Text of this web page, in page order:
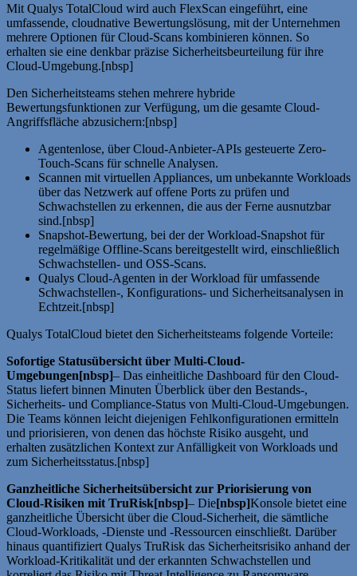
Mit Qualys TotalCloud wird auch FlexScan eingeführt, eine
umfassende, cloudnative Bewertungslösung, mit der Unternehmen
mehrere Optionen für Cloud-Scans kombinieren können. So
erhalten sie eine denkbar präzise Sicherheitsbeurteilung für ihre
Cloud-Umgebung.[nbsp]
Den Sicherheitsteams stehen mehrere hybride
Bewertungsfunktionen zur Verfügung, um die gesamte Cloud-
Angriffsfläche abzusichern:[nbsp]
Agentenlose, über Cloud-Anbieter-APIs gesteuerte Zero-
Touch-Scans für schnelle Analysen.
Scannen mit virtuellen Appliances, um unbekannte Workloads
über das Netzwerk auf offene Ports zu prüfen und
Schwachstellen zu erkennen, die aus der Ferne ausnutzbar
sind.[nbsp]
Snapshot-Bewertung, bei der der Workload-Snapshot für
regelmäßige Offline-Scans bereitgestellt wird, einschließlich
Schwachstellen- und OSS-Scans.
Qualys Cloud-Agenten in der Workload für umfassende
Schwachstellen-, Konfigurations- und Sicherheitsanalysen in
Echtzeit.[nbsp]
Qualys TotalCloud bietet den Sicherheitsteams folgende Vorteile:
Sofortige Statusübersicht über Multi-Cloud-
Umgebungen[nbsp]– Das einheitliche Dashboard für den Cloud-
Status liefert binnen Minuten Überblick über den Bestands-,
Sicherheits- und Compliance-Status von Multi-Cloud-Umgebungen.
Die Teams können leicht diejenigen Fehlkonfigurationen ermitteln
und priorisieren, von denen das höchste Risiko ausgeht, und
erhalten zusätzlichen Kontext zur Anfälligkeit von Workloads und
zum Sicherheitsstatus.[nbsp]
Ganzheitliche Sicherheitsübersicht zur Priorisierung von
Cloud-Risiken mit TruRisk[nbsp]– Die[nbsp]Konsole bietet eine
ganzheitliche Übersicht über die Cloud-Sicherheit, die sämtliche
Cloud-Workloads, -Dienste und -Ressourcen einschließt. Darüber
hinaus quantifiziert Qualys TruRisk das Sicherheitsrisiko anhand der
Workload-Kritikalität und der erkannten Schwachstellen und